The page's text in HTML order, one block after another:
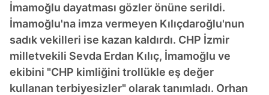
İmamoğlu dayatması gözler önüne serildi.
İmamoğlu'na imza vermeyen Kılıçdaroğlu'nun
sadık vekilleri ise kazan kaldırdı. CHP İzmir
milletvekili Sevda Erdan Kılıç, İmamoğlu ve
ekibini "CHP kimliğini trollükle eş değer
kullanan terbiyesizler" olarak tanımladı. Orhan